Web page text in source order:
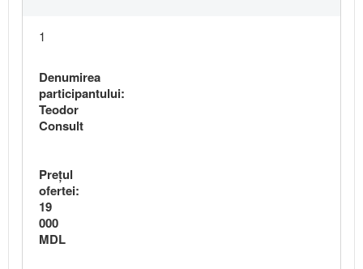
1
Denumirea
participantului:
Teodor
Consult
Preţul
ofertei:
19
000
MDL